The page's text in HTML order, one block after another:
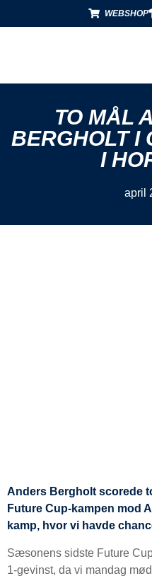
WEBSHOP
TO MÅL
BERGHOLT I
I
april
Anders Bergholt scorede
Future Cup-kampen mod
kamp, hvor vi havde
Sæsonens sidste Future
1-gevinst, da vi mandag